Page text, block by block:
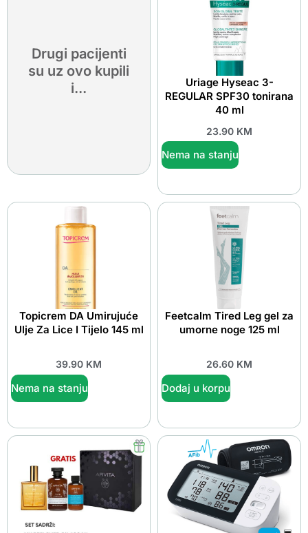
Drugi pacijenti
su uz ovo kupili
i...
Uriage Hyseac 3-
REGULAR SPF30 tonirana
40 ml
23.90 KM
Nema na stanju
Topicrem DA Umirujuće
Ulje Za Lice I Tijelo 145 ml
39.90 KM
Nema na stanju
Feetcalm Tired Leg gel za
umorne noge 125 ml
26.60 KM
Dodaj u korpu